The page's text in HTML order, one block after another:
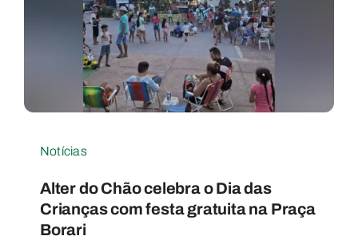
Notícias
Alter do Chão celebra o Dia das
Crianças com festa gratuita na Praça
Borari